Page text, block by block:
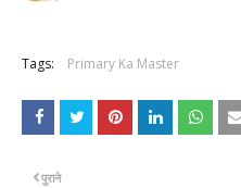
Tags: Primary Ka Master
पुराने